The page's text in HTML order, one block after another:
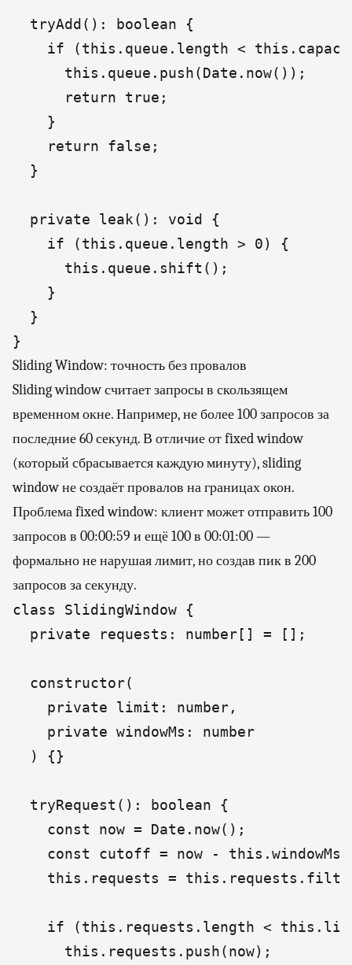
  tryAdd(): boolean {
if (this.queue.length <
      this.queue.push(Date.now());
      return true;
    }
    return false;
  }
  private leak(): void {
    if (this.queue.length > 0) {
      this.queue.shift();
    }
  }
}
Sliding Window: точность без провалов
Sliding window считает запросы в скользящем
временном окне. Например, не более 100 запросов за
последние 60 секунд. В отличие от fixed window
(который сбрасывается каждую минуту), sliding
window не создаёт провалов на границах окон.
Проблема fixed window: клиент может отправить 100
запросов в 00:00:59 и ещё 100 в 00:01:00 —
формально не нарушая лимит, но создав пик в 200
запросов за секунду.
class SlidingWindow {
  private requests: number[] = [];
  constructor(
    private limit: number,
    private windowMs: number
  ) {}
  tryRequest(): boolean {
    const now = Date.now();
    const cutoff = now - this.windowMs;
this.requests =
if (this.requests.length <
      this.requests.push(now);